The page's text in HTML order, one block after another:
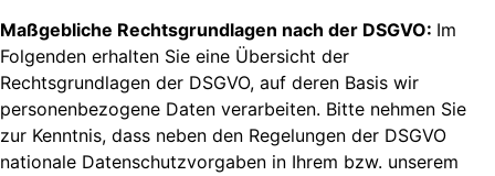
Maßgebliche Rechtsgrundlagen nach der DSGVO: Im
Folgenden erhalten Sie eine Übersicht der
Rechtsgrundlagen der DSGVO, auf deren Basis wir
personenbezogene Daten verarbeiten. Bitte nehmen Sie
zur Kenntnis, dass neben den Regelungen der DSGVO
nationale Datenschutzvorgaben in Ihrem bzw. unserem